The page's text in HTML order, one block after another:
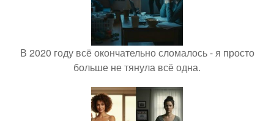
В 2020 году всё окончательно сломалось - я просто
больше не тянула всё одна.